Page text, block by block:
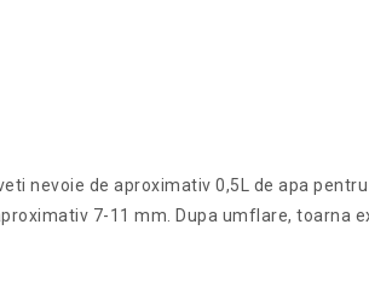
nevoie de aproximativ 0,5L de apa
7-11 mm. Dupa umflare, toarna